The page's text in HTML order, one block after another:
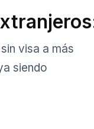
visa a más
siendo